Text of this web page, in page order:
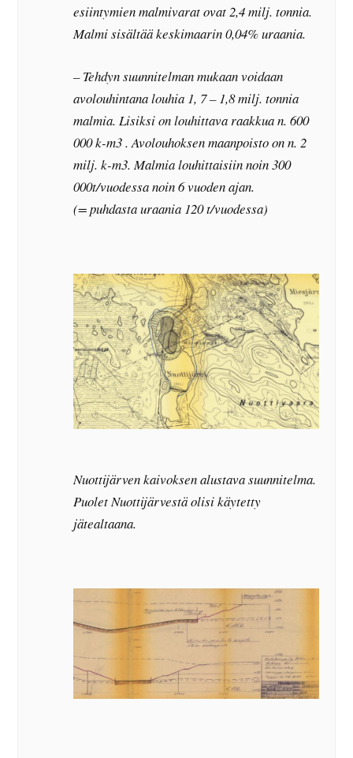
esiintymien malmivarat ovat 2,4 milj. tonnia.
Malmi sisältää keskimaarin 0,04% uraania.
– Tehdyn suunnitelman mukaan voidaan
avolouhintana louhia 1, 7 – 1,8 milj. tonnia
malmia. Lisiksi on louhittava raakkua n. 600
000 k-m3 . Avolouhoksen maanpoisto on n. 2
milj. k-m3. Malmia louhittaisiin noin 300
000t/vuodessa noin 6 vuoden ajan.
(= puhdasta uraania 120 t/vuodessa)
Nuottijärven kaivoksen alustava suunnitelma.
Puolet Nuottijärvestä olisi käytetty
jätealtaana.